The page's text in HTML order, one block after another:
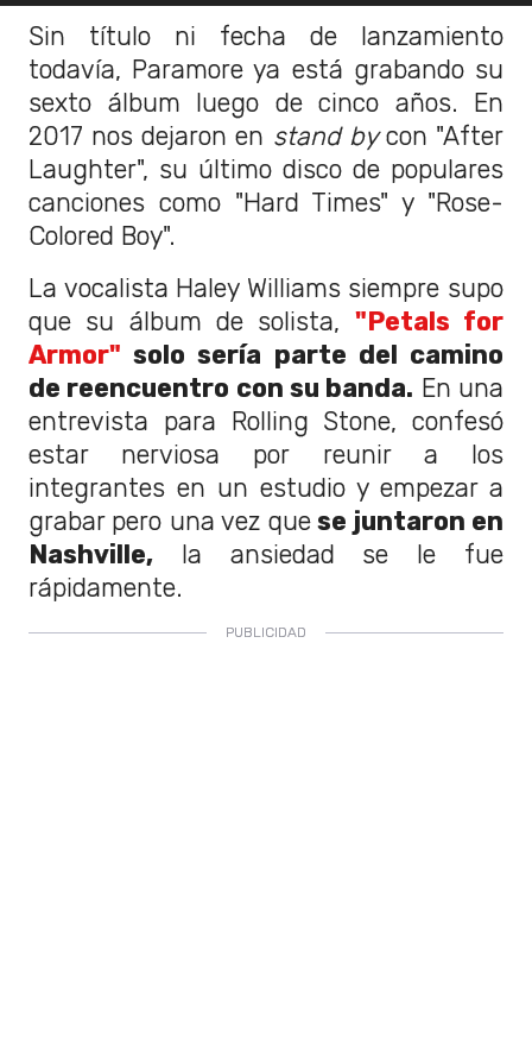
Sin título ni fecha de lanzamiento
todavía, Paramore ya está grabando su
sexto álbum luego de cinco años. En
2017 nos dejaron en stand bycon "After
Laughter", su último disco de populares
canciones como "Hard Times" y "Rose-
Colored Boy".
La vocalista Haley Williams siempre supo
que su álbum de solista, "Petals for
Armor" solo sería parte del camino
de reencuentro con su banda. En una
entrevista para Rolling Stone, confesó
estar nerviosa por reunir a los
integrantes en un estudio y empezar a
grabar pero una vez quese juntaron en
Nashville, la ansiedad se le fue
rápidamente.